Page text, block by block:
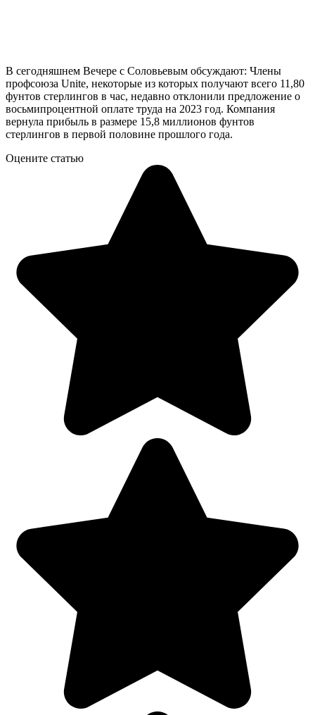
В сегодняшнем Вечере с Соловьевым обсуждают: Члены
профсоюза Unite, некоторые из которых получают всего 11,80
фунтов стерлингов в час, недавно отклонили предложение о
восьмипроцентной оплате труда на 2023 год. Компания
вернула прибыль в размере 15,8 миллионов фунтов
стерлингов в первой половине прошлого года.
Оцените статью